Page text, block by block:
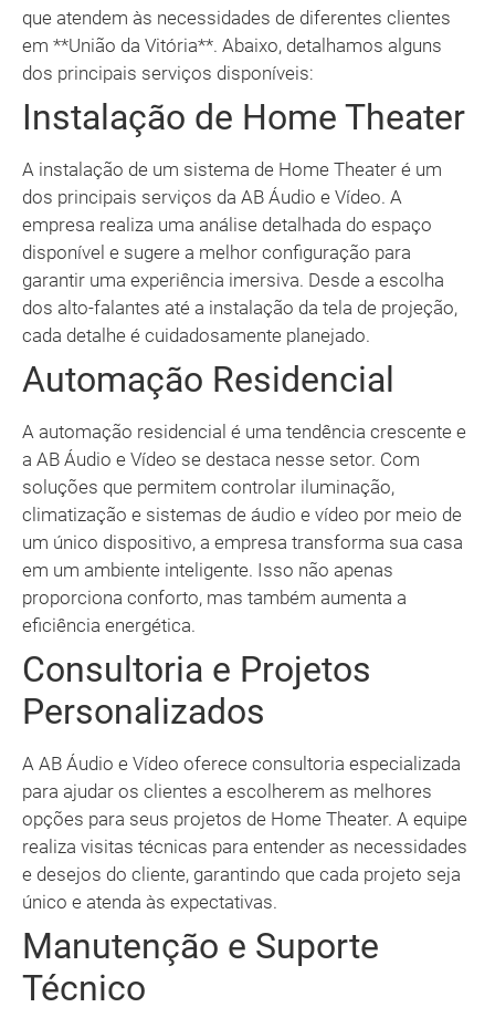
que atendem às necessidades de diferentes clientes
em **União da Vitória**. Abaixo, detalhamos alguns
dos principais serviços disponíveis:
Instalação de Home Theater
A instalação de um sistema de Home Theater é um
dos principais serviços da AB Áudio e Vídeo. A
empresa realiza uma análise detalhada do espaço
disponível e sugere a melhor configuração para
garantir uma experiência imersiva. Desde a escolha
dos alto-falantes até a instalação da tela de projeção,
cada detalhe é cuidadosamente planejado.
Automação Residencial
A automação residencial é uma tendência crescente e
a AB Áudio e Vídeo se destaca nesse setor. Com
soluções que permitem controlar iluminação,
climatização e sistemas de áudio e vídeo por meio de
um único dispositivo, a empresa transforma sua casa
em um ambiente inteligente. Isso não apenas
proporciona conforto, mas também aumenta a
eficiência energética.
Consultoria e Projetos
Personalizados
A AB Áudio e Vídeo oferece consultoria especializada
para ajudar os clientes a escolherem as melhores
opções para seus projetos de Home Theater. A equipe
realiza visitas técnicas para entender as necessidades
e desejos do cliente, garantindo que cada projeto seja
único e atenda às expectativas.
Manutenção e Suporte
Técnico